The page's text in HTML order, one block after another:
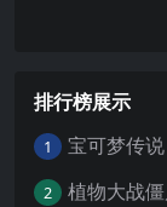
排行榜展示
1 宝可梦传
2